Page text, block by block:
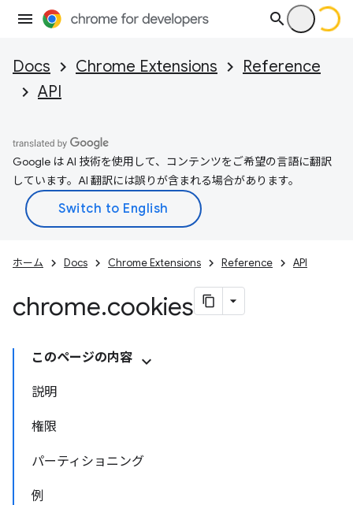
Docs Chrome Extensions
Reference
API
Google は AI 技術を使用して、コンテンツをご希望の言語に翻訳
しています。AI 翻訳には誤りが含まれる場合があります。
ホーム Docs Chrome Extensions Reference API
chrome.cookies
このページの内容
説明
権限
パーティショニング
例